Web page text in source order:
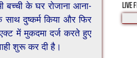
बच्ची के घर रोजाना आना-
दुष्कर्म किया और फिर
में मुकदमा दर्ज करते हुए
शुरू कर दी है।
LIVE